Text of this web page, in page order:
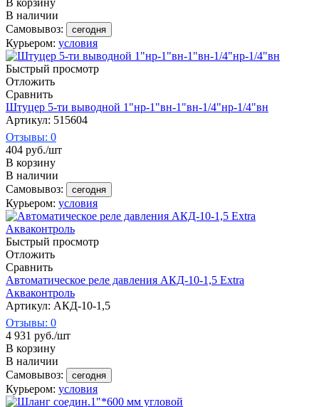
В наличии
Самовывоз:
сегодня
Курьером: условия
Быстрый просмотр
Отложить
Сравнить
Штуцер 5-ти выводной 1"нр-1"вн-1"вн-1/4"нр-1/4"вн
Артикул: 515604
Отзывы: 0
404 руб./шт
В корзину
В наличии
Самовывоз:
сегодня
Курьером: условия
Быстрый просмотр
Отложить
Сравнить
Автоматическое реле давления АКД-10-1,5 Extra
Акваконтроль
Артикул: АКД-10-1,5
Отзывы: 0
4 931 руб./шт
В корзину
В наличии
Самовывоз:
сегодня
Курьером: условия